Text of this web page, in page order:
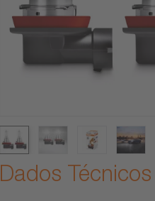
Dados Técnicos